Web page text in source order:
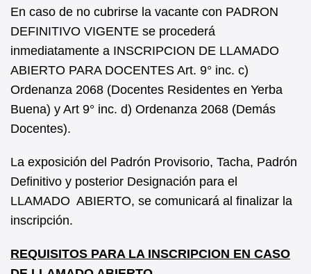
En caso de no cubrirse la vacante con PADRON
DEFINITIVO VIGENTE se procederá
inmediatamente a INSCRIPCION DE LLAMADO
ABIERTO PARA DOCENTES Art. 9° inc. c)
Ordenanza 2068 (Docentes Residentes en Yerba
Buena) y Art 9° inc. d) Ordenanza 2068 (Demás
Docentes).
La exposición del Padrón Provisorio, Tacha, Padrón
Definitivo y posterior Designación para el
LLAMADO ABIERTO, se comunicará al finalizar la
inscripción.
REQUISITOS PARA LA INSCRIPCION EN CASO